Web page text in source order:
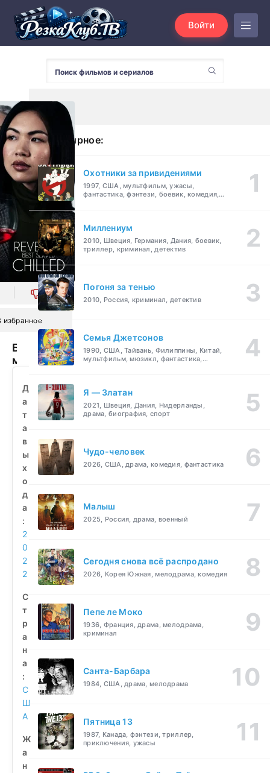
Войти
0
избранное
Бокал
мести
смотреть
бесплатно
Д
а
т
а
в
ы
х
о
д
а
:
2
0
2
2
С
т
р
а
н
а
:
С
Ш
А
Ж
а
н
Популярное:
Охотники за привидениями
1997, США, мультфильм, ужасы,
фантастика, фэнтези, боевик, комедия,
Миллениум
2010, Швеция, Германия, Дания, боевик,
триллер, криминал, детектив
Погоня за тенью
2010, Россия, криминал, детектив
Семья Джетсонов
1990, США, Тайвань, Филиппины, Китай,
мультфильм, мюзикл, фантастика,
Я — Златан
2021, Швеция, Дания, Нидерланды,
драма, биография, спорт
Чудо-человек
2026, США, драма, комедия, фантастика
Малыш
2025, Россия, драма, военный
Сегодня снова всё распродано
2026, Корея Южная, мелодрама, комедия
Пепе ле Моко
1936, Франция, драма, мелодрама,
криминал
Санта-Барбара
1984, США, драма, мелодрама
Пятница 13
1987, Канада, фэнтези, триллер,
приключения, ужасы